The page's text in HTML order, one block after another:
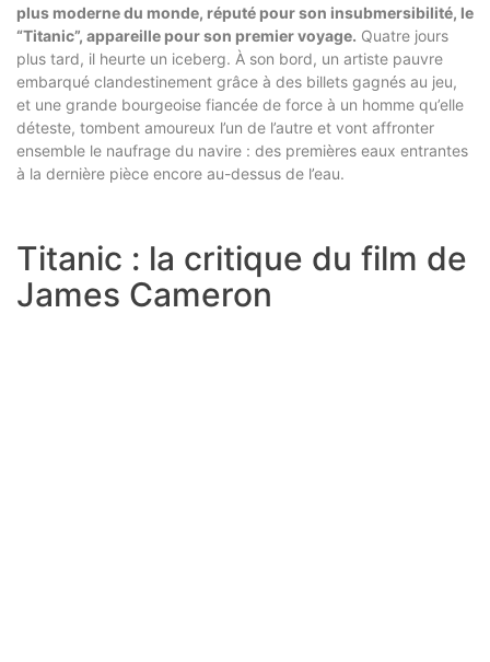
plus moderne du monde, réputé pour son insubmersibilité, le
“Titanic”, appareille pour son premier voyage. Quatre jours
plus tard, il heurte un iceberg. À son bord, un artiste pauvre
embarqué clandestinement grâce à des billets gagnés au jeu,
et une grande bourgeoise fiancée de force à un homme qu’elle
déteste, tombent amoureux l’un de l’autre et vont affronter
ensemble le naufrage du navire : des premières eaux entrantes
à la dernière pièce encore au-dessus de l’eau.
Titanic : la critique du film de
James Cameron